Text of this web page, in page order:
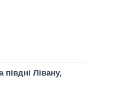
півдні Лівану,